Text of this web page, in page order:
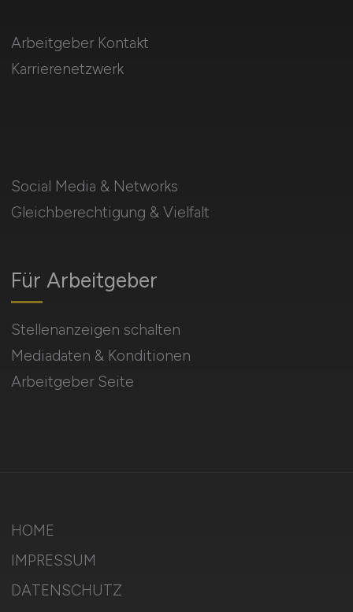
Social Media & Networks
Gleichberechtigung & Vielfalt
Für Arbeitgeber
Stellenanzeigen schalten
Mediadaten & Konditionen
Arbeitgeber Seite
Arbeitgeber Kontakt
Karrierenetzwerk
HOME
IMPRESSUM
DATENSCHUTZ